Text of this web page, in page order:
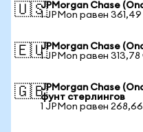
🇺🇸JPMorgan Chase
1 JPMon равен 361,49
🇪🇺JPMorgan Chase
1 JPMon равен
🇬🇧JPMorgan Chase
фунт стерлингов
1 JPMon равен